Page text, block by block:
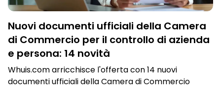
Nuovi documenti ufficiali della Camera
di Commercio per il controllo di azienda
e persona: 14 novità
Whuis.com arricchisce l'offerta con 14 nuovi
documenti ufficiali della Camera di Commercio